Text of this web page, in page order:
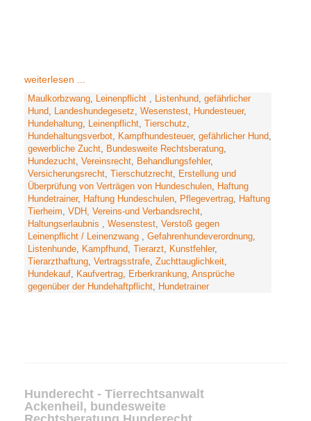
weiterlesen ...
Maulkorbzwang, Leinenpflicht , Listenhund, gefährlicher
Hund, Landeshundegesetz, Wesenstest, Hundesteuer,
Hundehaltung, Leinenpflicht, Tierschutz,
Hundehaltungsverbot, Kampfhundesteuer, gefährlicher Hund,
gewerbliche Zucht, Bundesweite Rechtsberatung,
Hundezucht, Vereinsrecht, Behandlungsfehler,
Versicherungsrecht, Tierschutzrecht, Erstellung und
Überprüfung von Verträgen von Hundeschulen, Haftung
Hundetrainer, Haftung Hundeschulen, Pflegevertrag, Haftung
Tierheim, VDH, Vereins-und Verbandsrecht,
Haltungserlaubnis , Wesenstest, Verstoß gegen
Leinenpflicht / Leinenzwang , Gefahrenhundeverordnung,
Listenhunde, Kampfhund, Tierarzt, Kunstfehler,
Tierarzthaftung, Vertragsstrafe, Zuchttauglichkeit,
Hundekauf, Kaufvertrag, Erberkrankung, Ansprüche
gegenüber der Hundehaftpflicht, Hundetrainer
Hunderecht - Tierrechtsanwalt
Ackenheil, bundesweite